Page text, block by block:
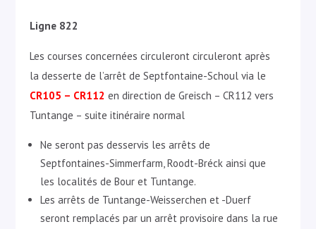
Ligne 822
Les courses concernées circuleront circuleront après
la desserte de l’arrêt de Septfontaine-Schoul via le
CR105 – CR112 en direction de Greisch – CR112 vers
Tuntange – suite itinéraire normal
Ne seront pas desservis les arrêts de
Septfontaines-Simmerfarm, Roodt-Bréck ainsi que
les localités de Bour et Tuntange.
Les arrêts de Tuntange-Weisserchen et -Duerf
seront remplacés par un arrêt provisoire dans la rue